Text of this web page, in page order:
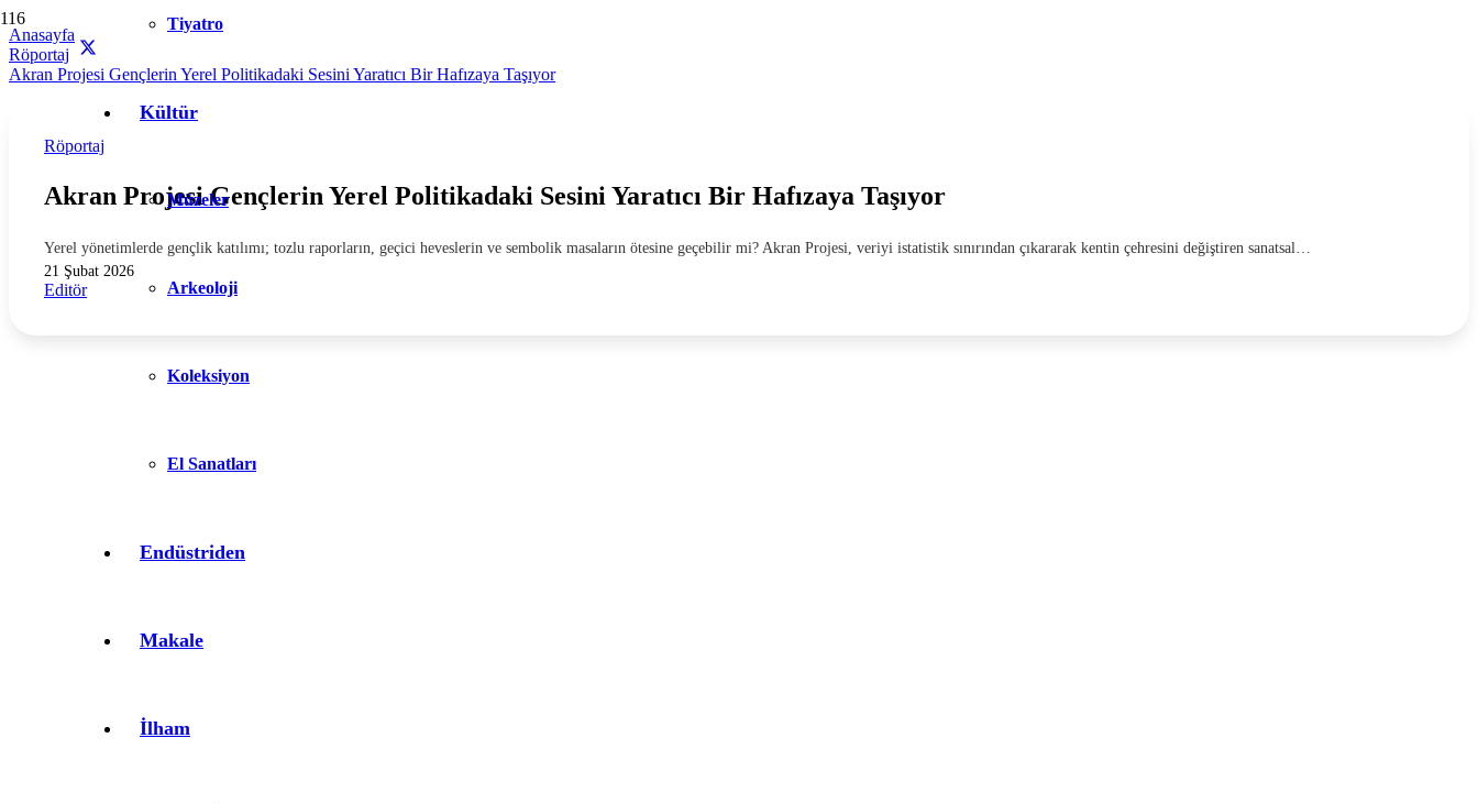
Tiyatro
Kültür
Müzeler
Arkeoloji
Koleksiyon
El Sanatları
Endüstriden
Makale
İlham
Anasayfa
Röportaj
Akran Projesi Gençlerin Yerel Politikadaki Sesini Yaratıcı Bir Hafızaya Taşıyor
Röportaj
Akran Projesi Gençlerin Yerel Politikadaki Sesini Yaratıcı Bir Hafızaya Taşıyor
Yerel yönetimlerde gençlik katılımı; tozlu raporların, geçici heveslerin ve sembolik masaların ötesine geçebilir mi? Akran Projesi, veriyi istatistik sınırından çıkararak kentin çehresini değiştiren sanatsal…
21 Şubat 2026
Editör